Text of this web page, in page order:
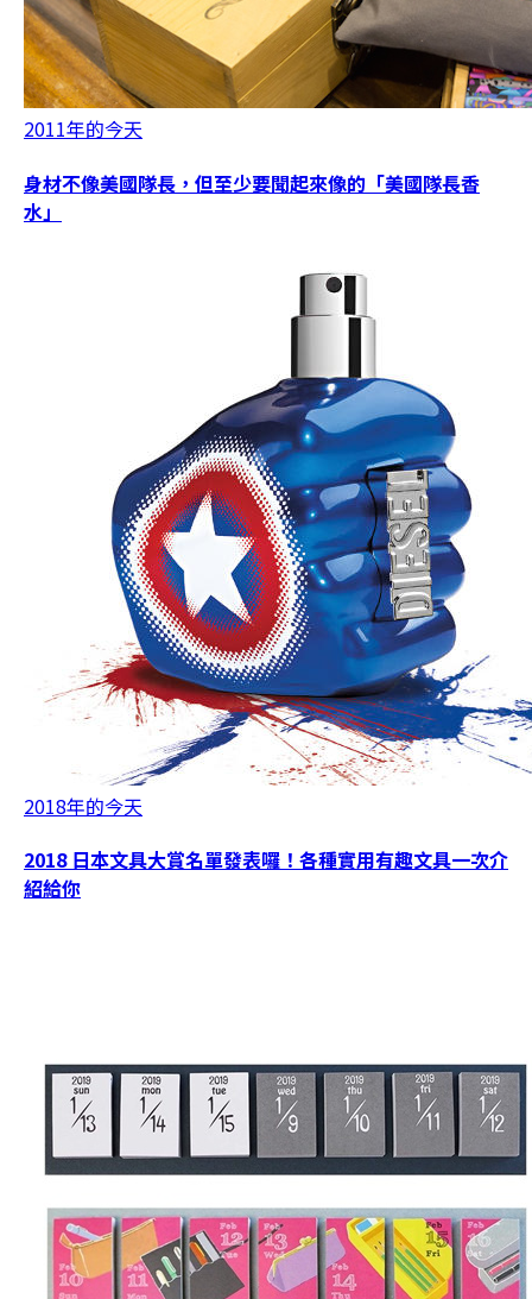
2011年的今天
身材不像美國隊長，但至少要聞起來像的「美國隊長香
水」
2018年的今天
2018 日本文具大賞名單發表囉！各種實用有趣文具一次介
紹給你